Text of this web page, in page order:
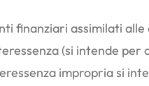
finanziari assimilati alle
(si intende
impropria si